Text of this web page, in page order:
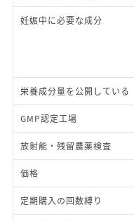
妊娠中に必要な成分
栄養成分量を公開している
GMP認定工場
放射能・残留農薬検査
価格
定期購入の回数縛り